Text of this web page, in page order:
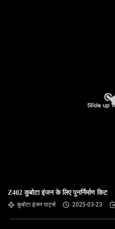
Z402 कुबोटा इंजन के लिए पुनर्निर्माण किट
कुबोटा इंजन पार्ट्स 2025-03-23